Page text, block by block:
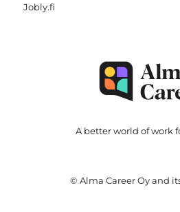
Jobly.fi
A better world of work
© Alma Career Oy and